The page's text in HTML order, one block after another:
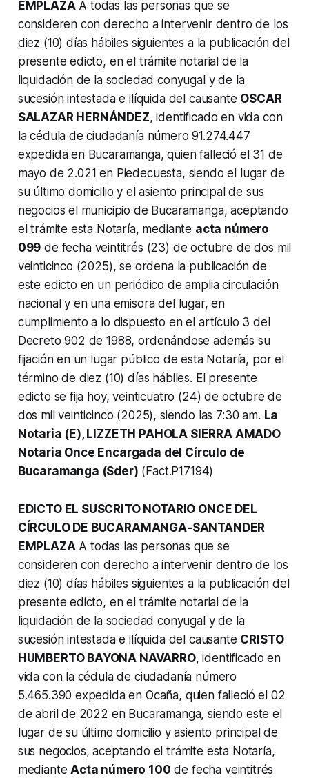
EMPLAZAA todas las personas que se
consideren con derecho a intervenir dentro de los
diez (10) días hábiles siguientes a la publicación del
presente edicto, en el trámite notarial de la
liquidación de la sociedad conyugal y de la
sucesión intestada e ilíquida del causante OSCAR
SALAZAR HERNÁNDEZ, identificado en vida con
la cédula de ciudadanía número 91.274.447
expedida en Bucaramanga, quien falleció el 31 de
mayo de 2.021 en Piedecuesta, siendo el lugar de
su último domicilio y el asiento principal de sus
negocios el municipio de Bucaramanga, aceptando
el trámite esta Notaría, mediante acta número
099 de fecha veintitrés (23) de octubre de dos mil
veinticinco (2025), se ordena la publicación de
este edicto en un periódico de amplia circulación
nacional y en una emisora del lugar, en
cumplimiento a lo dispuesto en el artículo 3 del
Decreto 902 de 1988, ordenándose además su
fijación en un lugar público de esta Notaría, por el
término de diez (10) días hábiles. El presente
edicto se fija hoy, veinticuatro (24) de octubre de
dos mil veinticinco (2025), siendo las 7:30 am. La
Notaria (E), LIZZETH PAHOLA SIERRA AMADO
Notaria Once Encargada del Círculo de
Bucaramanga (Sder) (Fact.P17194)
EDICTO EL SUSCRITO NOTARIO ONCE DEL
CÍRCULO DE BUCARAMANGA-SANTANDER
EMPLAZAA todas las personas que se
consideren con derecho a intervenir dentro de los
diez (10) días hábiles siguientes a la publicación del
presente edicto, en el trámite notarial de la
liquidación de la sociedad conyugal y de la
sucesión intestada e ilíquida del causante CRISTO
HUMBERTO BAYONA NAVARRO, identificado en
vida con la cédula de ciudadanía número
5.465.390 expedida en Ocaña, quien falleció el 02
de abril de 2022 en Bucaramanga, siendo este el
lugar de su último domicilio y asiento principal de
sus negocios, aceptando el trámite esta Notaría,
medianteActa número 100 de fecha veintitrés